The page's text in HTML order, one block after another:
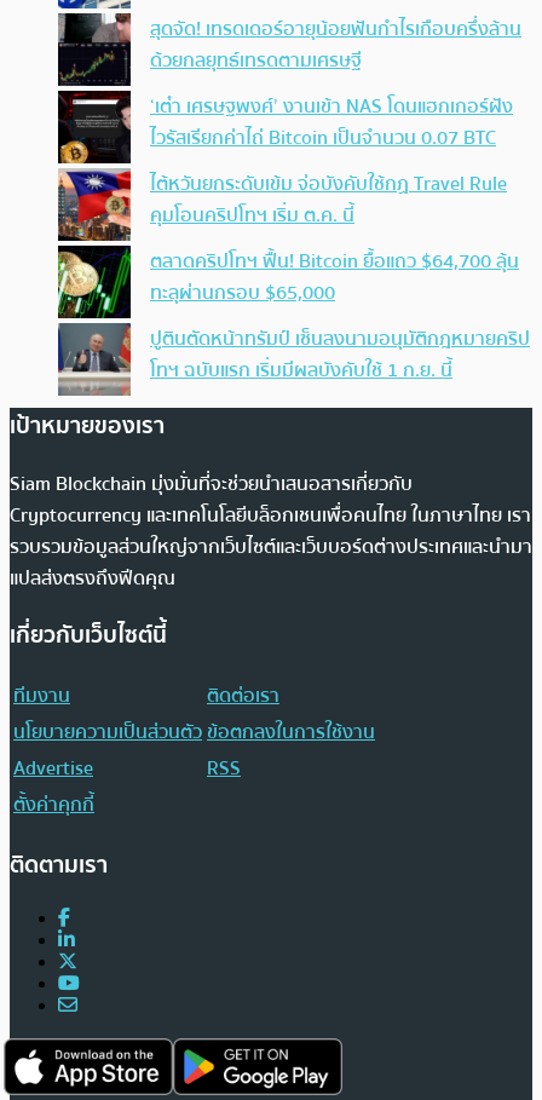
สุดจัด! เทรดเดอร์อายุน้อยฟันกำไรเกือบครึ่งล้าน
ด้วยกลยุทธ์เทรดตามเศรษฐี
‘เต๋า เศรษฐพงศ์’ งานเข้า NAS โดนแฮกเกอร์ฝัง
ไวรัสเรียกค่าไถ่ Bitcoin เป็นจำนวน 0.07 BTC
ไต้หวันยกระดับเข้ม จ่อบังคับใช้กฏ Travel Rule
คุมโอนคริปโทฯ เริ่ม ต.ค. นี้
ตลาดคริปโทฯ ฟื้น! Bitcoin ยื้อแถว $64,700 ลุ้น
ทะลุผ่านกรอบ $65,000
ปูตินตัดหน้าทรัมป์ เซ็นลงนามอนุมัติกฎหมายคริป
โทฯ ฉบับแรก เริ่มมีผลบังคับใช้ 1 ก.ย. นี้
เป้าหมายของเรา
Siam Blockchain มุ่งมั่นที่จะช่วยนำเสนอสารเกี่ยวกับ
Cryptocurrency และเทคโนโลยีบล็อกเชนเพื่อคนไทย ในภาษาไทย เรา
รวบรวมข้อมูลส่วนใหญ่จากเว็บไซต์และเว็บบอร์ดต่างประเทศและนำมา
แปลส่งตรงถึงฟีดคุณ
เกี่ยวกับเว็บไซต์นี้
ทีมงาน
ติดต่อเรา
นโยบายความเป็นส่วนตัวข้อตกลงในการใช้งาน
Advertise
RSS
ตั้งค่าคุกกี้
ติดตามเรา